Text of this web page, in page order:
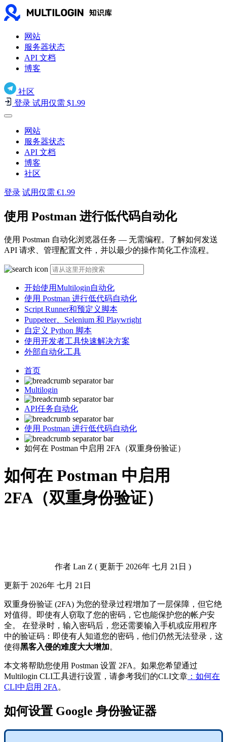
网站
服务器状态
API 文档
博客
社区
登录 试用仅需 $1.99
网站
服务器状态
API 文档
博客
社区
登录 试用仅需 €1.99
使用 Postman 进行低代码自动化
使用 Postman 自动化浏览器任务 — 无需编程。了解如何发送
API 请求、管理配置文件，并以最少的操作简化工作流程。
开始使用Multilogin自动化
使用 Postman 进行低代码自动化
Script Runner和预定义脚本
Puppeteer、Selenium 和 Playwright
自定义 Python 脚本
使用开发者工具快速解决方案
外部自动化工具
首页
Multilogin
API任务自动化
使用 Postman 进行低代码自动化
如何在 Postman 中启用 2FA（双重身份验证）
如何在 Postman 中启用
2FA（双重身份验证）
作者 Lan Z ( 更新于 2026年 七月 21日 )
更新于 2026年 七月 21日
双重身份验证 (2FA) 为您的登录过程增加了一层保障，但它绝
对值得。即使有人窃取了您的密码，它也能保护您的帐户安
全。 在登录时，输入密码后，您还需要输入手机或应用程序
中的验证码：即使有人知道您的密码，他们仍然无法登录，这
使得黑客入侵的难度大大增加。
本文将帮助您使用 Postman 设置 2FA。如果您希望通过
Multilogin CLI工具进行设置，请参考我们的CLI文章 ：如何在
CLI中启用 2FA 。
如何设置 Google 身份验证器